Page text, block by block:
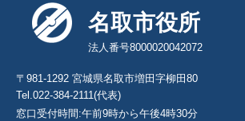
名取市役所
法人番号8000020042072
〒981-1292 宮城県名取市増田字柳田80
Tel.022-384-2111(代表)
窓口受付時間:午前9時から午後4時30分